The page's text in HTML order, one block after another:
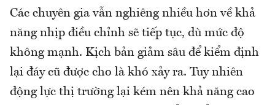
Các chuyên gia vẫn nghiêng nhiều hơn về khả
năng nhịp điều chỉnh sẽ tiếp tục, dù mức độ
không mạnh. Kịch bản giảm sâu để kiểm định
lại đáy cũ được cho là khó xảy ra. Tuy nhiên
động lực thị trường lại kém nên khả năng cao